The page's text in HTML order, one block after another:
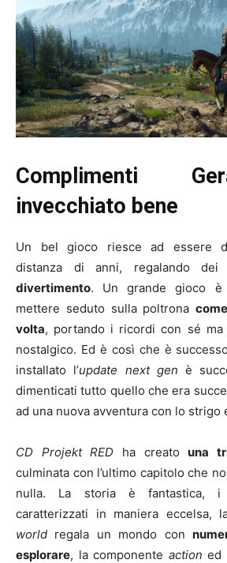
Complimenti
invecchiato bene
Un bel gioco riesce ad essere
distanza di anni, regalando dei
divertimento. Un grande gioco
mettere seduto sulla poltrona
volta, portando i ricordi con sé ma
nostalgico. Ed è così che è
installato l’update next gen è
dimenticati tutto quello che era
ad una nuova avventura con lo strigo
CD Projekt RED ha creatouna
culminata con l’ultimo capitolo che
nulla. La storia è fantastica, i
caratterizzati in maniera eccelsa,
world regala un mondo con
esplorare, la componente action ed